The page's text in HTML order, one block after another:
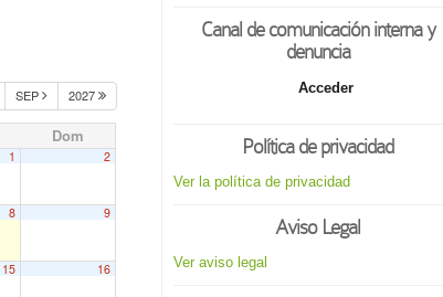
SEP 2027
Dom
1 2
8 9
15 16
Canal de comunicación interna y
denuncia
Acceder
Política de privacidad
Ver la política de privacidad
Aviso Legal
Ver aviso legal